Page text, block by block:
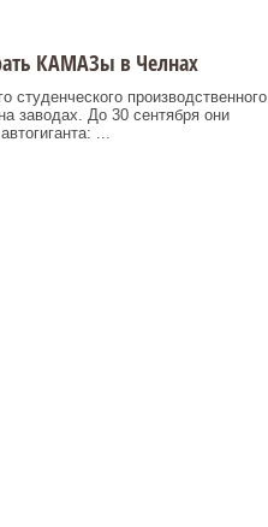
КАМАЗы в Челнах
студенческого производственного
заводах. До 30 сентября они
...